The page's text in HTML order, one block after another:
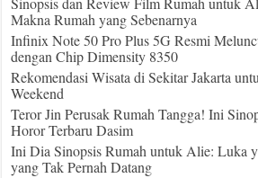
Makna Rumah yang Sebenarnya
Infinix Note 50 Pro Plus 5G Resmi
dengan Chip Dimensity 8350
Rekomendasi Wisata di Sekitar Jakarta
Weekend
Teror Jin Perusak Rumah Tangga! Ini
Horor Terbaru Dasim
Ini Dia Sinopsis Rumah untuk Alie: Luka
yang Tak Pernah Datang